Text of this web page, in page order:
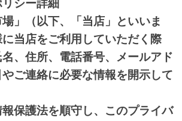
シー詳細
」（以下、「当店」といいま
当店をご利用していただく際
、住所、電話番号、メールアド
ご連絡に必要な情報を開示して
保護法を順守し、このプライバ